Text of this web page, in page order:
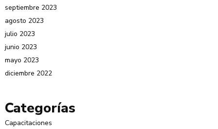
septiembre 2023
agosto 2023
julio 2023
junio 2023
mayo 2023
diciembre 2022
Categorías
Capacitaciones